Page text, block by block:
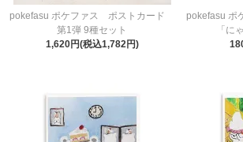
pokefasu ポケファス ポストカード
第1弾 9種セット
1,620円(税込1,782円)
pokefasu
「に